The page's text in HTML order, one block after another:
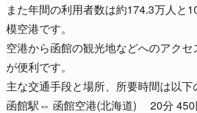
また年間の利用者数は約174.3万人と
模空港です。
空港から函館の観光地などへのアク
が便利です。
主な交通手段と場所、所要時間は以下
函館駅⇔ 函館空港(北海道) 20分 450